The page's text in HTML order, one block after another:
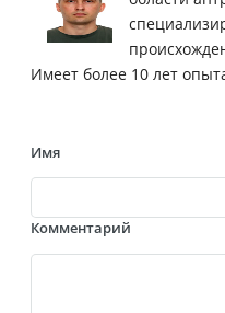
Имеет более 10 лет
Имя
Комментарий